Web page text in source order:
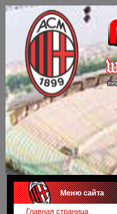
Меню сайта
Главная страница